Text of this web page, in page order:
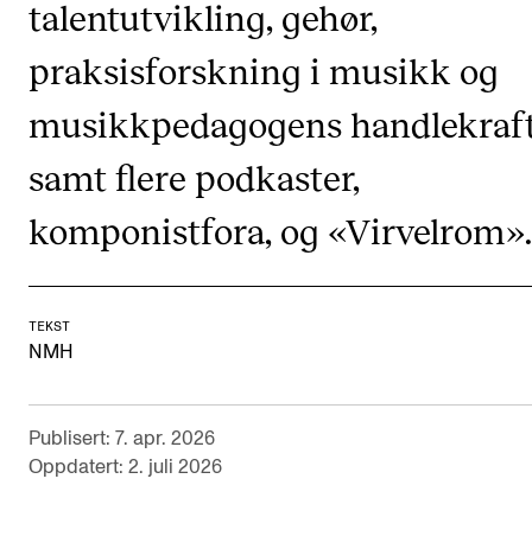
Digitale ressurser for undervisning
Studentenes psykososiale læringsmiljø
Søknad og opptak
FORSKNING OG UTVIKLINGSARBEID
Om FoU på NMH
Livet rundt FoU
For ph.d.-programmet i kunstnerisk utviklingsarbeid
talentutvikling, gehør,
praksisforskning i musikk og
musikkpedagogens
samt flere podkaster,
komponistfora, og «Virvelrom ».
TEKST
NMH
Publisert: 7. apr. 2026
Oppdatert: 2. juli 2026